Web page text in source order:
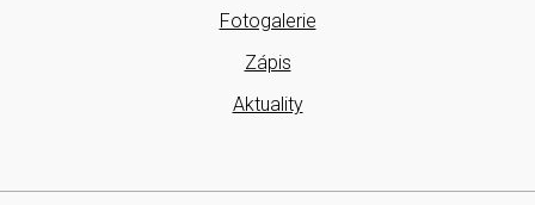
Fotogalerie
Zápis
Aktuality